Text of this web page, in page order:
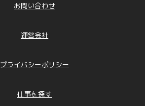
お問い合わせ
運営会社
プライバシーポリシー
仕事を探す